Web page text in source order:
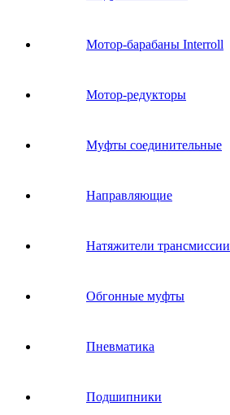
Мотор-барабаны Interroll
Мотор-редукторы
Муфты соединительные
Направляющие
Натяжители трансмиссии
Обгонные муфты
Пневматика
Подшипники